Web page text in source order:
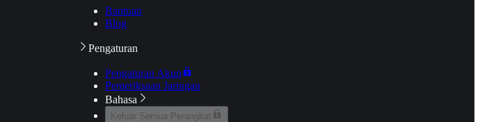
Bantuan
Blog
Pengaturan
Pengaturan Akun
Pemeriksaan Jaringan
Bahasa
Keluar Semua Perangkat